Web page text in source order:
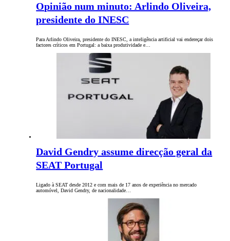
Opinião num minuto: Arlindo Oliveira,
presidente do INESC
Para Arlindo Oliveira, presidente do INESC, a inteligência artificial vai endereçar dois
factores críticos em Portugal: a baixa produtividade e…
David Gendry assume direcção geral da
SEAT Portugal
Ligado à SEAT desde 2012 e com mais de 17 anos de experiência no mercado
automóvel, David Gendry, de nacionalidade…